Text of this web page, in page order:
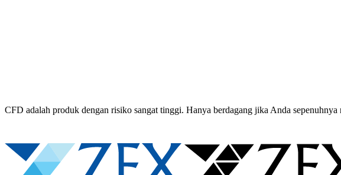
CFD adalah produk dengan risiko sangat tinggi. Hanya berdagang jika Anda sepenuhnya